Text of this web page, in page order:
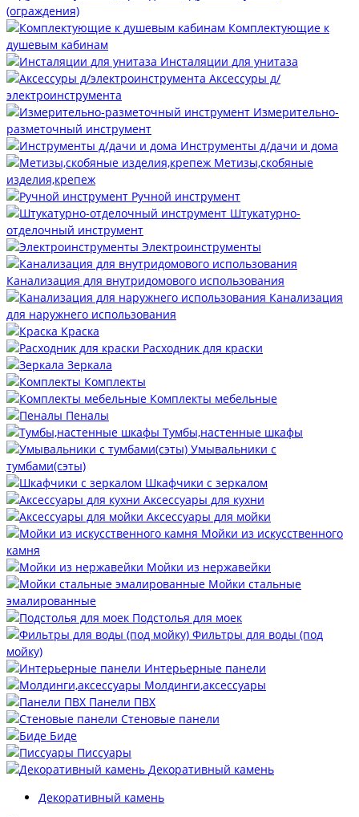
(ограждения)
Комплектующие к
душевым кабинам
Инсталяции для унитаза
Аксессуры д/
электроинструмента
Измерительно-
разметочный инструмент
Инструменты д/дачи и дома
Метизы,скобяные
изделия,крепеж
Ручной инструмент
Штукатурно-
отделочный инструмент
Электроинструменты
Канализация для внутридомового использования
Канализация
для наружнего использования
Краска
Расходник для краски
Зеркала
Комплекты
Комплекты мебельные
Пеналы
Тумбы,настенные шкафы
Умывальники с
тумбами(сэты)
Шкафчики с зеркалом
Аксессуары для кухни
Аксессуары для мойки
Мойки из искусственного
камня
Мойки из нержавейки
Мойки стальные
эмалированные
Подстолья для моек
Фильтры для воды (под
мойку)
Интерьерные панели
Молдинги,аксессуары
Панели ПВХ
Стеновые панели
Биде
Писсуары
Декоративный камень
Декоративный камень